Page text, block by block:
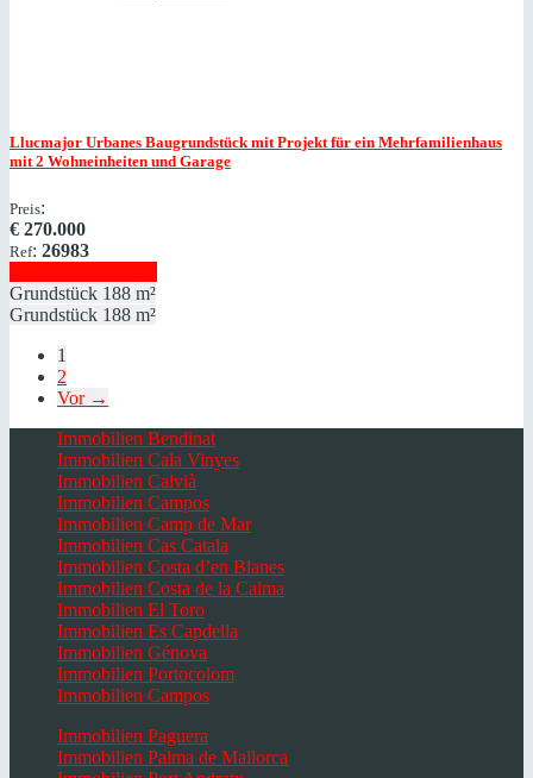
Llucmajor Urbanes Baugrundstück mit Projekt für ein Mehrfamilienhaus
mit 2 Wohneinheiten und Garage
Preis:
€ 270.000
Ref: 26983
Grundstück 188 m²
Grundstück 188 m²
1
2
Vor →
Immobilien Bendinat
Immobilien Cala Vinyes
Immobilien Calvià
Immobilien Campos
Immobilien Camp de Mar
Immobilien Cas Catala
Immobilien Costa d’en Blanes
Immobilien Costa de la Calma
Immobilien El Toro
Immobilien Es Capdella
Immobilien Génova
Immobilien Portocolom
Immobilien Campos
Immobilien Paguera
Immobilien Palma de Mallorca